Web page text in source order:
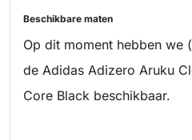
Beschikbare maten
Op dit moment hebben we
de Adidas Adizero Aruku
Core Black beschikbaar.